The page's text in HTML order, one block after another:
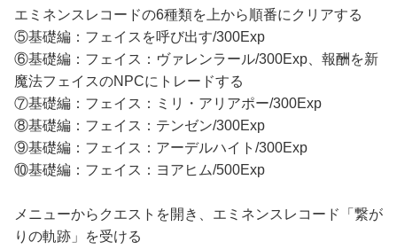
エミネンスレコードの6種類を上から順番にクリアする
⑤基礎編：フェイスを呼び出す/300Exp
⑥基礎編：フェイス：ヴァレンラール/300Exp、報酬を新
魔法フェイスのNPCにトレードする
⑦基礎編：フェイス：ミリ・アリアポー/300Exp
⑧基礎編：フェイス：テンゼン/300Exp
⑨基礎編：フェイス：アーデルハイト/300Exp
⑩基礎編：フェイス：ヨアヒム/500Exp
メニューからクエストを開き、エミネンスレコード「繋が
りの軌跡」を受ける